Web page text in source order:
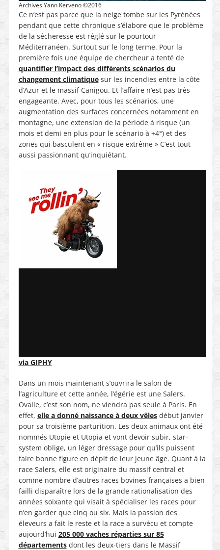
Archives Yann Kerveno ©2016
Ce n’est pas parce que la neige tombe sur les Pyrénées
pendant que cette chronique s’élabore que le problème
de la sécheresse est réglé sur le pourtour
Méditerranéen. Surtout sur le long terme. Pour la
première fois une équipe de chercheur a tenté de
quantifier l’impact des différents scénarios du
changement climatiquesur les incendies entre la côte
d’Azur et le massif Canigou. Et l’affaire n’est pas très
engageante. Avec, pour tous les scénarios, une
augmentation des surfaces concernées notamment en
montagne, une extension de la période à risque (un
mois et demi en plus pour le scénario à +4°) et des
zones qui basculent en « risque extrême » C’est tout
aussi passionnant qu’inquiétant.
via GIPHY
Dans un mois maintenant s’ouvrira le salon de
l’agriculture et cette année, l’égérie est une Salers.
Ovalie, c’est son nom, ne viendra pas seule à Paris. En
effet, elle a donné naissance à deux vêlesdébut janvier
pour sa troisième parturition. Les deux animaux ont été
nommés Utopie et Utopia et vont devoir subir, star-
system oblige, un léger dressage pour qu’ils puissent
faire bonne figure en dépit de leur jeune âge. Quant à la
race Salers, elle est originaire du massif central et
comme nombre d’autres races bovines françaises a bien
failli disparaître lors de la grande rationalisation des
années soixante qui visait à spécialiser les races pour
n’en garder que cinq ou six. Mais la passion des
éleveurs a fait le reste et la race a survécu et compte
aujourd’hui 205 000 vaches réparties sur 85
départementsdont les deux-tiers dans le Massif